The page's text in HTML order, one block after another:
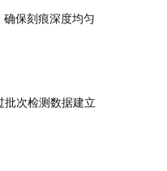
保刻痕深度均匀
批次检测数据建立